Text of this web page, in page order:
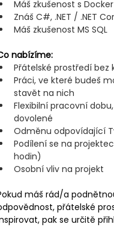
Máš zkušenost s
Znáš C#, .NET / .NET
Máš zkušenost MS SQL
nabízíme:
Přátelské prostředí
Práci, ve které budeš
stavět na nich
Flexibilní pracovní
dovolené
Odměnu odpovídající
Podílení se na
hodin)
Osobní vliv na projekt
máš rád/a
přátelské
pak se určitě